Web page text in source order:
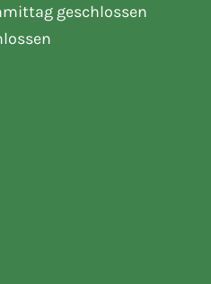
geschlossen